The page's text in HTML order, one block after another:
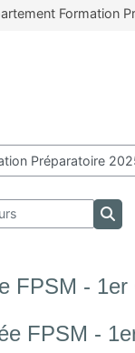
Formation
FPSM - 1er
FPSM -